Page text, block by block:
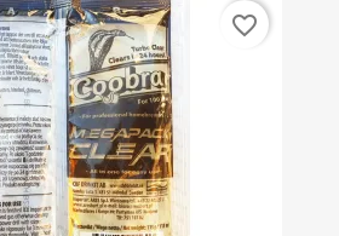
favorite_border